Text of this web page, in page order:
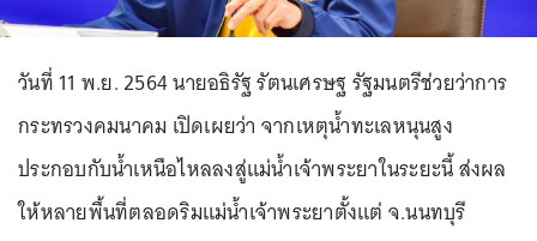
วันที่ 11 พ.ย. 2564 นายอธิรัฐ รัตนเศรษฐ รัฐมนตรีช่วยว่าการ
กระทรวงคมนาคม เปิดเผยว่า จากเหตุน้ำทะเลหนุนสูง
ประกอบกับน้ำเหนือไหลลงสู่แม่น้ำเจ้าพระยาในระยะนี้ ส่งผล
ให้หลายพื้นที่ตลอดริมแม่น้ำเจ้าพระยาตั้งแต่ จ.นนทบุรี